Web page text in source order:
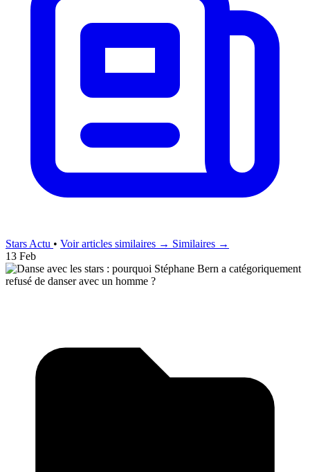
Stars Actu • Voir articles similaires → Similaires →
13 Feb